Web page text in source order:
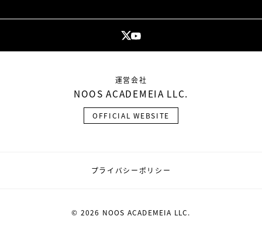
運営会社
NOOS ACADEMEIA LLC.
OFFICIAL WEBSITE
© 2026 NOOS ACADEMEIA LLC.
プライバシーポリシー